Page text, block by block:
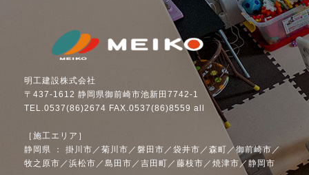
明工建設株式会社
〒437-1612 静岡県御前崎市池新田7742-1
TEL.0537(86)2674 FAX.0537(86)8559 all
［施工エリア］
静岡県 ： 掛川市／菊川市／磐田市／袋井市／森町／御前崎市／
牧之原市／浜松市／島田市／吉田町／藤枝市／焼津市／静岡市